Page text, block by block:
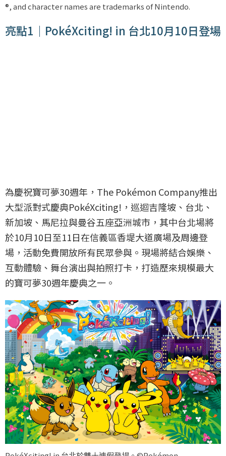
®, and character names are trademarks of Nintendo.
亮點1｜PokéXciting! in 台北10月10日登場
為慶祝寶可夢30週年，The Pokémon Company推出
大型派對式慶典PokéXciting!，巡迴吉隆坡、台北、
新加坡、馬尼拉與曼谷五座亞洲城市，其中台北場將
於10月10日至11日在信義區香堤大道廣場及周邊登
場，活動免費開放所有民眾參與。現場將結合娛樂、
互動體驗、舞台演出與拍照打卡，打造歷來規模最大
的寶可夢30週年慶典之一。